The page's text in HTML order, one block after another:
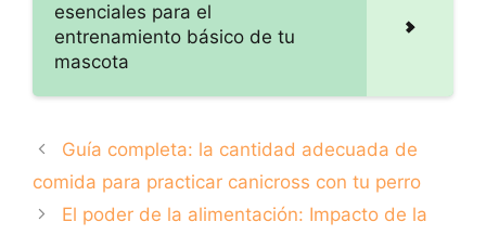
esenciales para el
entrenamiento básico de tu
mascota
Guía completa: la cantidad adecuada de
comida para practicar canicross con tu perro
El poder de la alimentación: Impacto de la